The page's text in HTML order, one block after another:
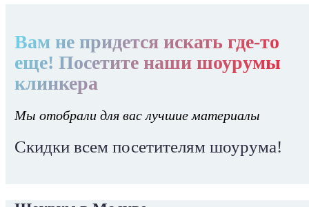
Вам не придется искать где-то
еще! Посетите наши шоурумы
клинкера
Мы отобрали для вас лучшие материалы
Скидки всем посетителям шоурума!